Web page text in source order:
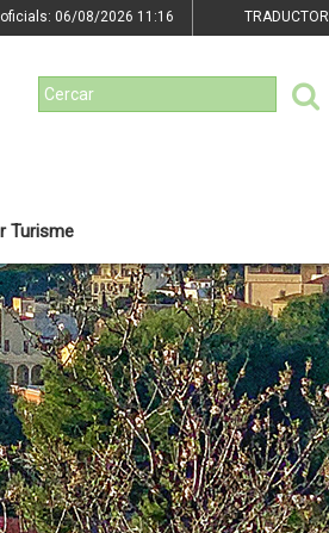
oficials: 06/08/2026 11:16 TRADUCTOR
Turisme